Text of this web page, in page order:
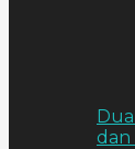
dan